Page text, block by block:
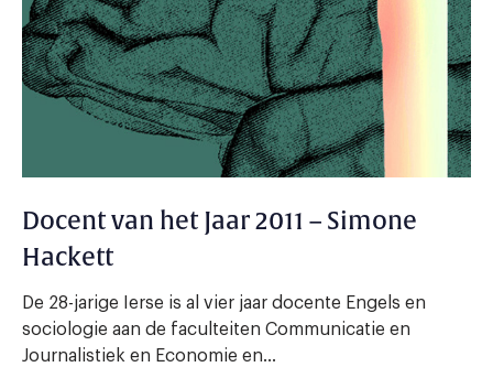
Docent van het Jaar 2011 – Simone
Hackett
De 28-jarige Ierse is al vier jaar docente Engels en
sociologie aan de faculteiten Communicatie en
Journalistiek en Economie en...